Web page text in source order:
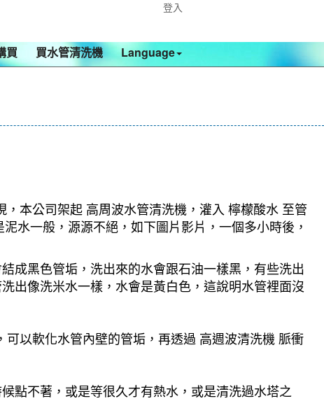
登入
買 買水管清洗機 Language
本公司架起 高周波水管清洗機，灌入 檸檬酸水 至管
水一般，源源不絕，如下圖片影片，一個多小時後，
成黑色管垢，洗出來的水會跟石油一樣黑，有些洗出
出像洗米水一樣，水會是黃白色，這說明水管裡面沒
以軟化水管內壁的管垢，再透過 高週波清洗機 脈衝
點不著，或是等很久才有熱水，或是清洗過水塔之